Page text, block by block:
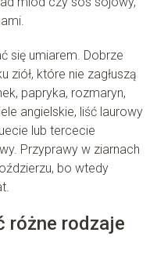
się umiarem. Dobrze
ziół, które nie zagłuszą
papryka, rozmaryn,
angielskie, liść laurowy
lub tercecie
Przyprawy w ziarnach
bo wtedy
różne rodzaje